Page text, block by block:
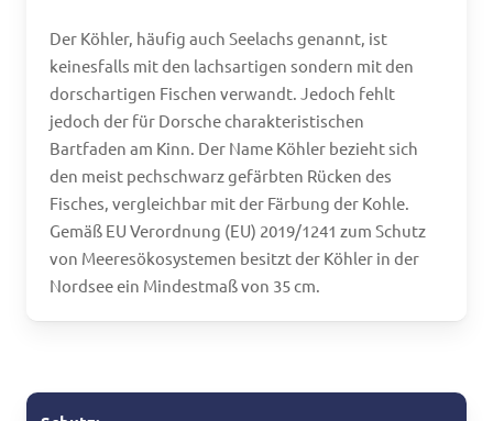
Der Köhler, häufig auch Seelachs genannt, ist
keinesfalls mit den lachsartigen sondern mit den
dorschartigen Fischen verwandt. Jedoch fehlt
jedoch der für Dorsche charakteristischen
Bartfaden am Kinn. Der Name Köhler bezieht sich
den meist pechschwarz gefärbten Rücken des
Fisches, vergleichbar mit der Färbung der Kohle.
Gemäß EU Verordnung (EU) 2019/1241 zum Schutz
von Meeresökosystemen besitzt der Köhler in der
Nordsee ein Mindestmaß von 35 cm.